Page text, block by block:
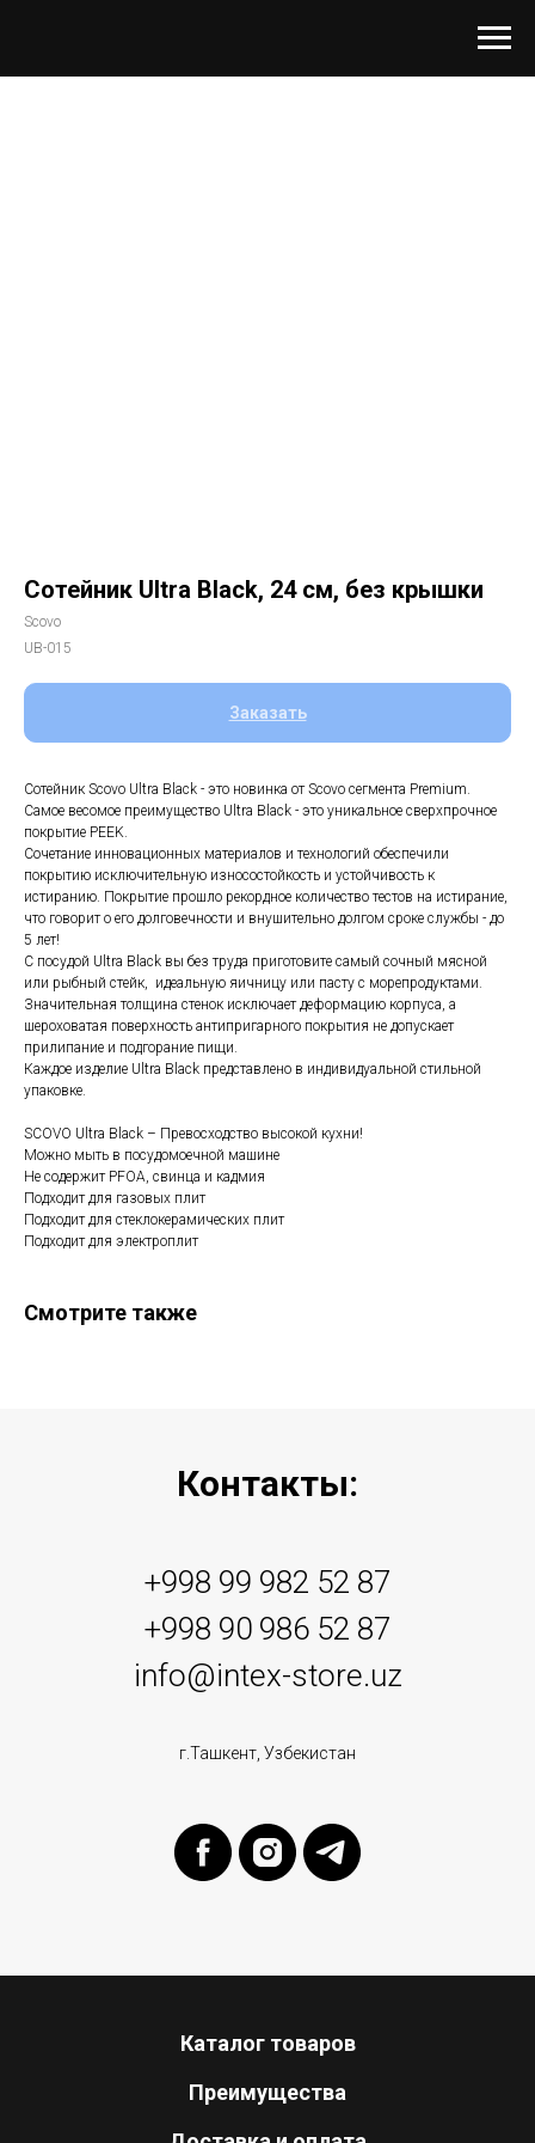
Сотейник Ultra Black, 24 см, без крышки
Scovo
UB-015
Заказать
Сотейник Scovo Ultra Black - это новинка от Scovo сегмента Premium.
Самое весомое преимущество Ultra Black - это уникальное сверхпрочное
покрытие PEEK.
Сочетание инновационных материалов и технологий обеспечили
покрытию исключительную износостойкость и устойчивость к
истиранию. Покрытие прошло рекордное количество тестов на истирание,
что говорит о его долговечности и внушительно долгом сроке службы - до
5 лет!
С посудой Ultra Black вы без труда приготовите самый сочный мясной
или рыбный стейк, идеальную яичницу или пасту с морепродуктами.
Значительная толщина стенок исключает деформацию корпуса, а
шероховатая поверхность антипригарного покрытия не допускает
прилипание и подгорание пищи.
Каждое изделие Ultra Black представлено в индивидуальной стильной
упаковке.
SCOVO Ultra Black – Превосходство высокой кухни!
Можно мыть в посудомоечной машине
Не содержит PFOA, свинца и кадмия
Подходит для газовых плит
Подходит для стеклокерамических плит
Подходит для электроплит
Смотрите также
Контакты:
+998 99 982 52 87
+998 90 986 52 87
info@intex-store.uz
г.Ташкент, Узбекистан
Каталог товаров
Преимущества